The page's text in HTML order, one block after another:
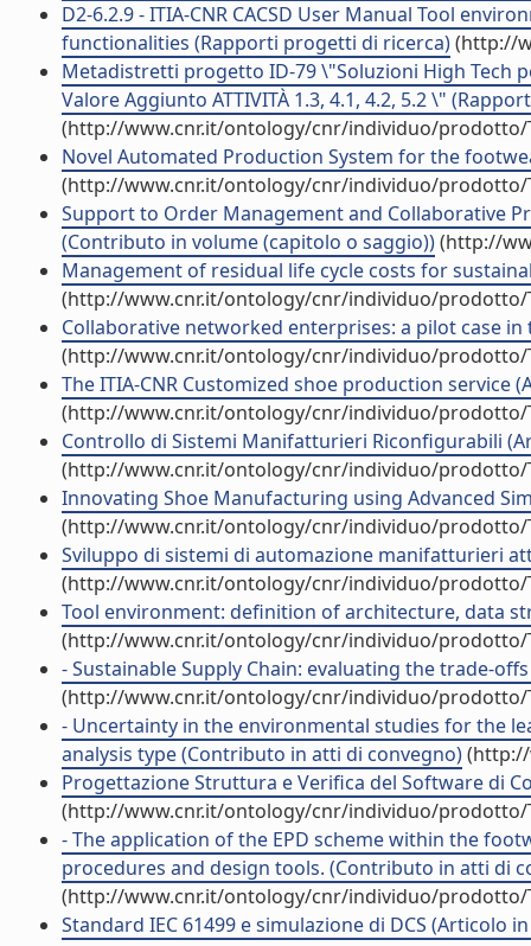
D2-6.2.9 - ITIA-CNR CACSD User Manual Tool
functionalities (Rapporti progetti di ricerca)(http://
Metadistretti progetto ID-79 \"Soluzioni High Tech
Valore Aggiunto ATTIVITÀ 1.3, 4.1, 4.2, 5.2 \"
(http://www.cnr.it/ontology/cnr/individuo/prodotto/
Novel Automated Production System for the
(http://www.cnr.it/ontology/cnr/individuo/prodotto/
Support to Order Management and Collaborative
(Contributo in volume (capitolo o saggio))(http://
Management of residual life cycle costs for
(http://www.cnr.it/ontology/cnr/individuo/prodotto/
Collaborative networked enterprises: a pilot case
(http://www.cnr.it/ontology/cnr/individuo/prodotto/
The ITIA-CNR Customized shoe production service
(http://www.cnr.it/ontology/cnr/individuo/prodotto/
Controllo di Sistemi Manifatturieri Riconfigurabili
(http://www.cnr.it/ontology/cnr/individuo/prodotto/
Innovating Shoe Manufacturing using Advanced
(http://www.cnr.it/ontology/cnr/individuo/prodotto/
Sviluppo di sistemi di automazione manifatturieri
(http://www.cnr.it/ontology/cnr/individuo/prodotto/
Tool environment: definition of architecture, data
(http://www.cnr.it/ontology/cnr/individuo/prodotto/
- Sustainable Supply Chain: evaluating the trade-
(http://www.cnr.it/ontology/cnr/individuo/prodotto/
- Uncertainty in the environmental studies for the
analysis type (Contributo in atti di convegno)
Progettazione Struttura e Verifica del Software di
(http://www.cnr.it/ontology/cnr/individuo/prodotto/
- The application of the EPD scheme within the
procedures and design tools. (Contributo in atti di
(http://www.cnr.it/ontology/cnr/individuo/prodotto/
Standard IEC 61499 e simulazione di DCS (Articolo